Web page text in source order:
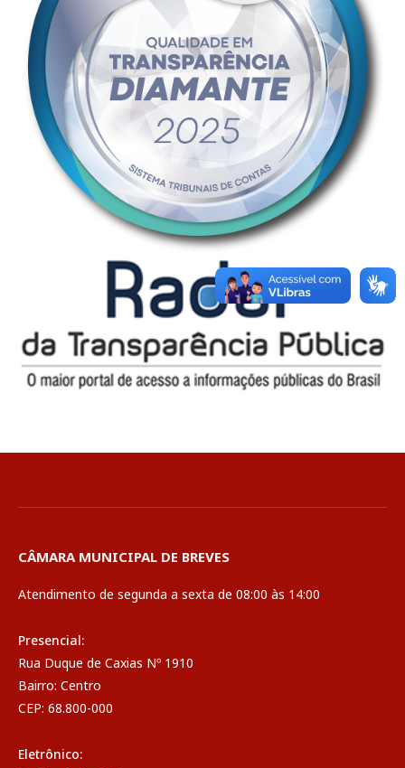
CÂMARA MUNICIPAL DE BREVES
Atendimento de segunda a sexta de 08:00 às 14:00
Presencial:
Rua Duque de Caxias Nº 1910
Bairro: Centro
CEP: 68.800-000
Eletrônico: